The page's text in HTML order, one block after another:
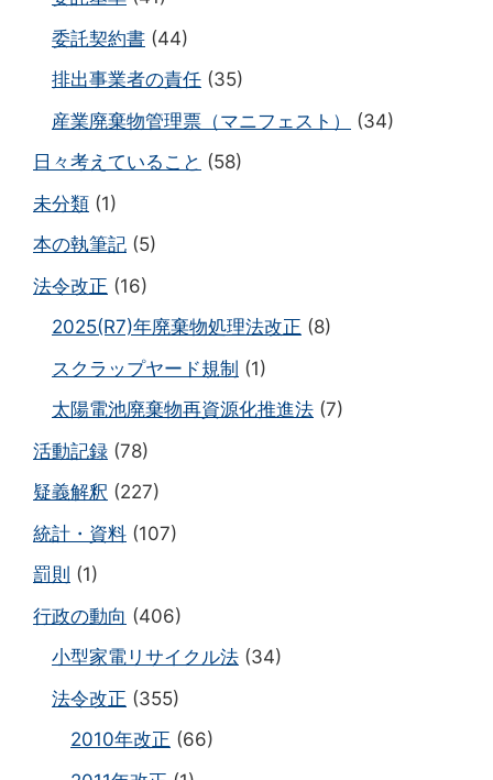
委託契約書 (44)
排出事業者の責任 (35)
産業廃棄物管理票（マニフェスト）
(34)
日々考えていること (58)
未分類 (1)
本の執筆記 (5)
法令改正 (16)
2025(R7)年廃棄物処理法改正 (8)
スクラップヤード規制 (1)
太陽電池廃棄物再資源化推進法 (7)
活動記録 (78)
疑義解釈 (227)
統計・資料 (107)
罰則 (1)
行政の動向 (406)
小型家電リサイクル法 (34)
法令改正 (355)
2010年改正 (66)